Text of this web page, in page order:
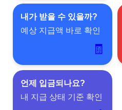
내가 받을 수 있을까?
예상 지급액 바로 확인
🧾
언제 입금되나요?
내 지급 상태 기준 확인